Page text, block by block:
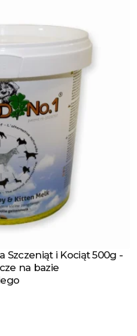
Szczeniąt i Kociąt 500g -
na bazie